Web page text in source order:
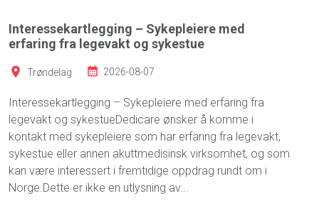
Interessekartlegging – Sykepleiere med
erfaring fra legevakt og sykestue
Trøndelag 2026-08-07
Interessekartlegging – Sykepleiere med erfaring fra
legevakt og sykestueDedicare ønsker å komme i
kontakt med sykepleiere som har erfaring fra legevakt,
sykestue eller annen akuttmedisinsk virksomhet, og som
kan være interessert i fremtidige oppdrag rundt om i
Norge.Dette er ikke en utlysning av...